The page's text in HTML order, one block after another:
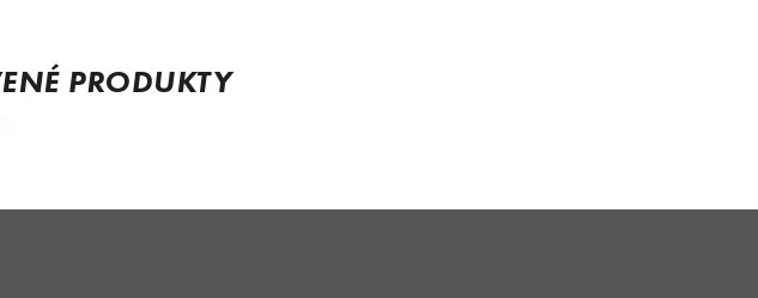
PRODUKTY